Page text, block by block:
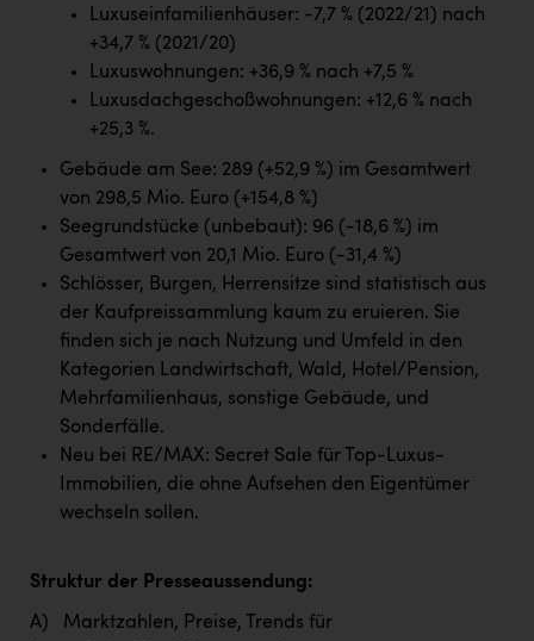
Passage Linz
PÜSPÖK
RE/MAX Welcome
Resch&Frisch
RUBBLE MASTER
Ruderclub Wels
SCRI - Salzburg Cancer Research Institute
SCHMACHTL GmbH
Schwingshandl - automation technology gmbh
Seher + Partner
TCL
TGW Logistics
Luxuseinfamilienhäuser: -7,7 % (2022/21) nach
+34,7 % (2021/20)
Luxuswohnungen: +36,9 % nach +7,5 %
Luxusdachgeschoßwohnungen: +12,6 % nach
+25,3 %.
Gebäude am See: 289 (+52,9 %) im Gesamtwert
von 298,5 Mio. Euro (+154,8 %)
Seegrundstücke (unbebaut): 96 (-18,6 %) im
Gesamtwert von 20,1 Mio. Euro (-31,4 %)
Schlösser, Burgen, Herrensitze sind statistisch aus
der Kaufpreissammlung kaum zu eruieren. Sie
finden sich je nach Nutzung und Umfeld in den
Kategorien Landwirtschaft, Wald, Hotel/Pension,
Mehrfamilienhaus, sonstige Gebäude, und
Sonderfälle.
Neu bei RE/MAX: Secret Sale für Top-Luxus-
Immobilien, die ohne Aufsehen den Eigentümer
wechseln sollen.
Struktur der Presseaussendung:
A) Marktzahlen, Preise, Trends für